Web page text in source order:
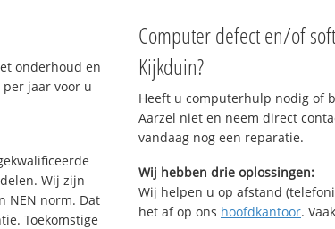
onderhoud en
jaar voor u
Wij zijn
NEN norm. Dat
Toekomstige
Computer defect en/of
Kijkduin?
Heeft u computerhulp nodig of
Aarzel niet en neem direct
vandaag nog een reparatie.
Wij hebben drie oplossingen:
Wij helpen u op afstand
het af op ons hoofdkantoor.